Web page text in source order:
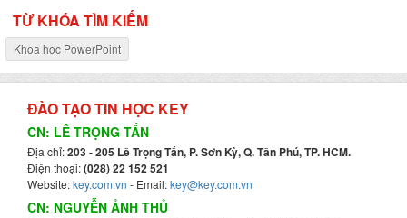
TỪ KHÓA TÌM KIẾM
Khoa học PowerPoint
ĐÀO TẠO TIN HỌC KEY
CN: LÊ TRỌNG TẤN
Địa chỉ:203 - 205 Lê Trọng Tấn, P. Sơn Kỳ, Q. Tân Phú, TP. HCM.
Điện thoại:(028) 22 152 521
Website:key.com.vn - Email:key@key.com.vn
CN: NGUYỄN ẢNH THỦ